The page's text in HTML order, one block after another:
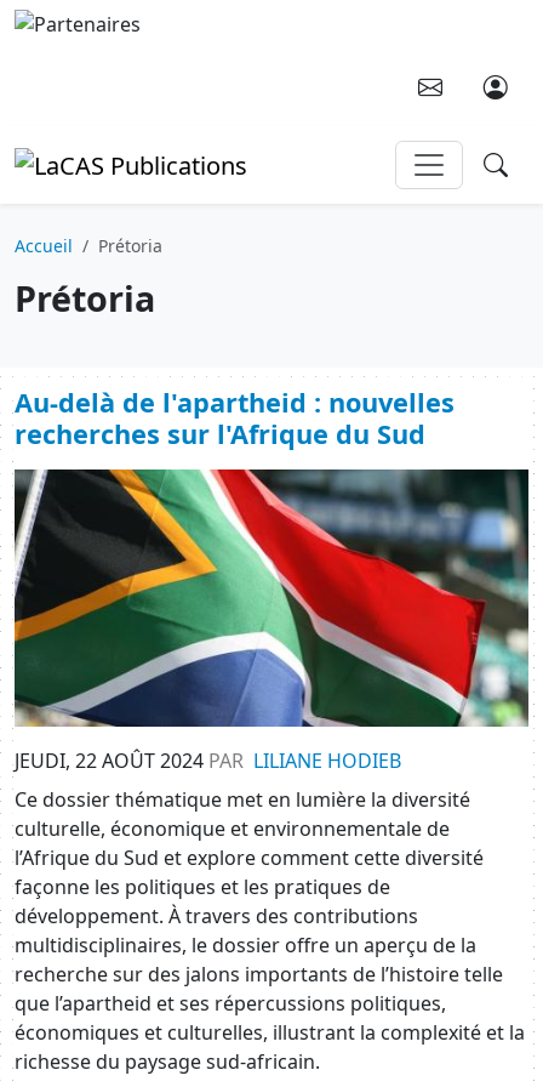
Aller au contenu principal
Accueil Prétoria
Prétoria
Au-delà de l'apartheid : nouvelles
recherches sur l'Afrique du Sud
Image
JEUDI, 22 AOÛT 2024 PAR LILIANE HODIEB
Ce dossier thématique met en lumière la diversité
culturelle, économique et environnementale de
l’Afrique du Sud et explore comment cette diversité
façonne les politiques et les pratiques de
développement. À travers des contributions
multidisciplinaires, le dossier offre un aperçu de la
recherche sur des jalons importants de l’histoire telle
que l’apartheid et ses répercussions politiques,
économiques et culturelles, illustrant la complexité et la
richesse du paysage sud-africain.